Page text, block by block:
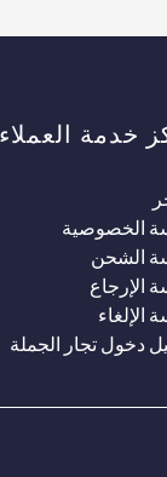
خدمة العملاء
الخصوصية
الشحن
الإرجاع
الإلغاء
دخول تجار الجملة